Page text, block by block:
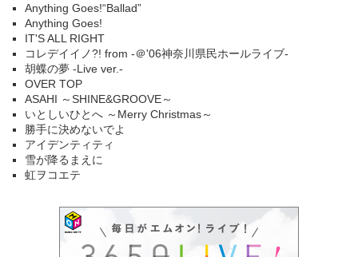
Anything Goes!“Ballad”
Anything Goes!
IT'S ALL RIGHT
コレデイイノ?! from -＠'06神奈川県民ホールライブ-
胡蝶の夢 -Live ver.-
OVER TOP
ASAHI ～SHINE&GROOVE～
いとしいひとへ ～Merry Christmas～
勝手に決めないでよ
アイデンティティ
雪が降るまえに
虹ヲコエテ